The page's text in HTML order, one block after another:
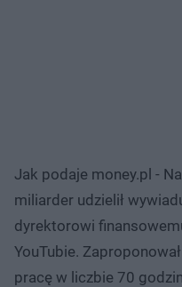
Jak podaje money.pl -
miliarder udzielił
dyrektorowi
YouTubie.
pracę w liczbie 70